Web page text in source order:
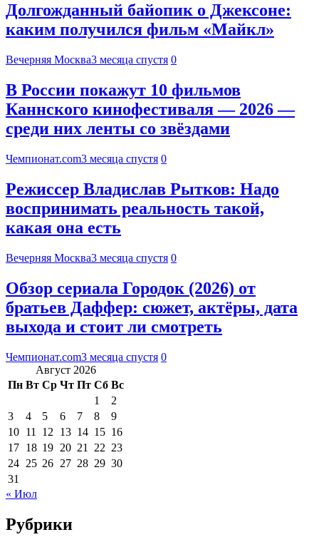
Долгожданный байопик о Джексоне:
каким получился фильм «Майкл»
Вечерняя Москва3 месяца спустя 0
В России покажут 10 фильмов
Каннского кинофестиваля — 2026 —
среди них ленты со звёздами
Чемпионат.com3 месяца спустя 0
Режиссер Владислав Рытков: Надо
воспринимать реальность такой,
какая она есть
Вечерняя Москва3 месяца спустя 0
Обзор сериала Городок (2026) от
братьев Даффер: сюжет, актёры, дата
выхода и стоит ли смотреть
Чемпионат.com3 месяца спустя 0
Август 2026
Пн Вт Ср Чт Пт Сб Вс
1
2
3
4 5 6 7 8
9
10 11 12 13 14 15 16
17 18 19 20 21 22 23
24 25 26 27 28 29 30
31
« Июл
Рубрики